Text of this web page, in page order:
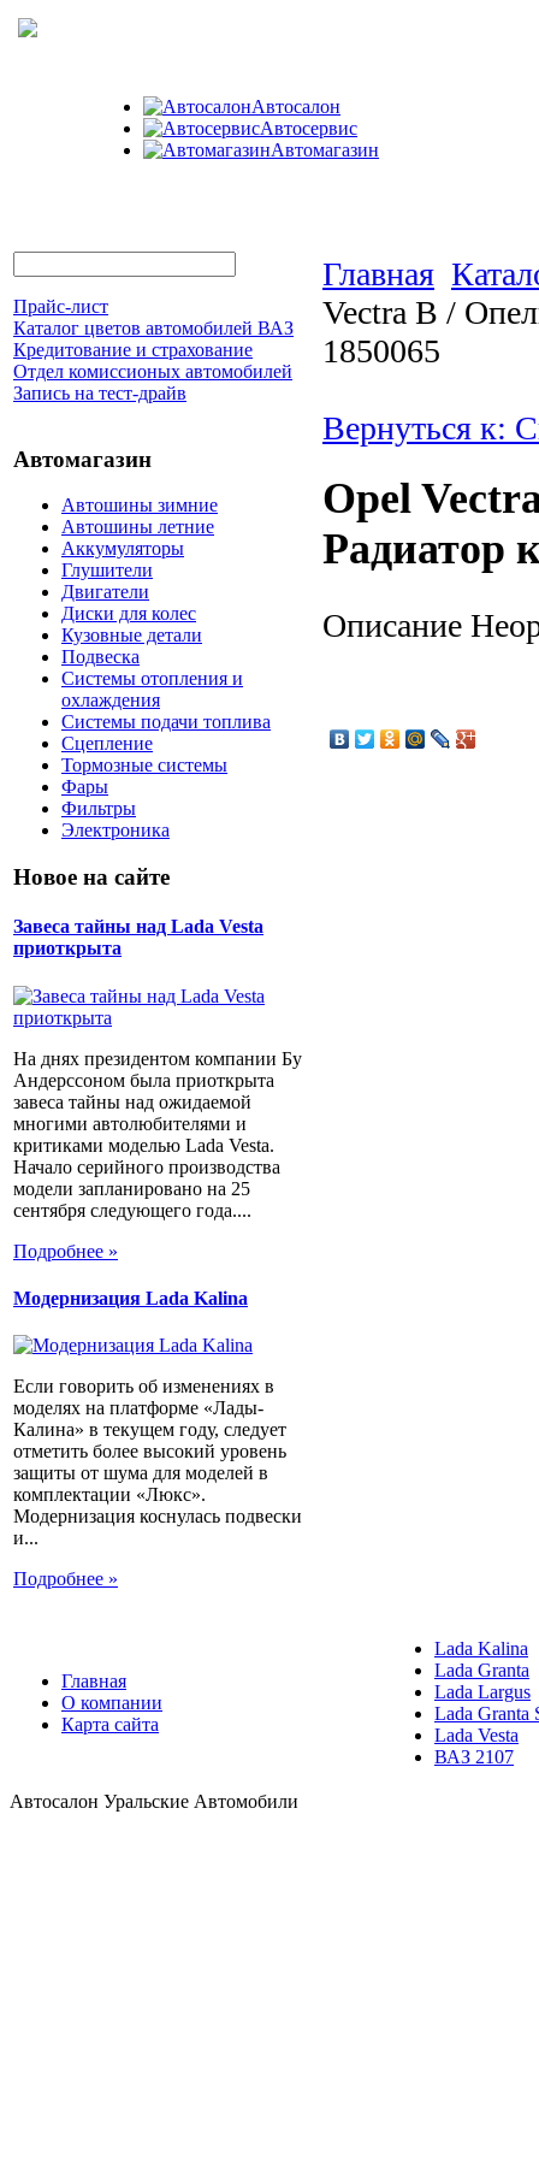
Автосалон
Автосервис
Автомагазин
Прайс-лист
Каталог цветов автомобилей ВАЗ
Кредитование и страхование
Отдел комиссионых автомобилей
Запись на тест-драйв
Автомагазин
Автошины зимние
Автошины летние
Аккумуляторы
Глушители
Двигатели
Диски для колес
Кузовные детали
Подвеска
Системы отопления и
охлаждения
Системы подачи топлива
Сцепление
Тормозные системы
Фары
Фильтры
Электроника
Новое на сайте
Завеса тайны над Lada Vesta
приоткрыта
На днях президентом компании Бу
Андерссоном была приоткрыта
завеса тайны над ожидаемой
многими автолюбителями и
критиками моделью Lada Vesta.
Начало серийного производства
модели запланировано на 25
сентября следующего года....
Подробнее »
Модернизация Lada Kalina
Если говорить об изменениях в
моделях на платформе «Лады-
Калина» в текущем году, следует
отметить более высокий уровень
защиты от шума для моделей в
комплектации «Люкс».
Модернизация коснулась подвески
и...
Подробнее »
Главная
Vectra B /
1850065
Вернуться к:
Opel
Радиатор
Описание
Главная
О компании
Карта сайта
Lada Kalina
Lada Granta
Lada Largus
Lada Granta
Lada Vesta
ВАЗ 2107
Автосалон Уральские Автомобили